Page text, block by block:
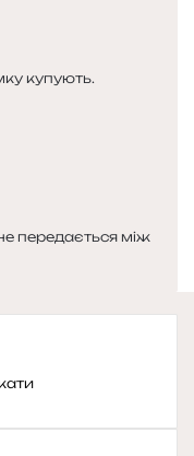
купують.
передається між